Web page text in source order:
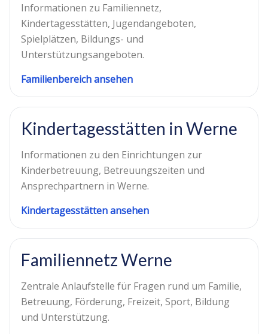
Informationen zu Familiennetz,
Kindertagesstätten, Jugendangeboten,
Spielplätzen, Bildungs- und
Unterstützungsangeboten.
Familienbereich ansehen
Kindertagesstätten in Werne
Informationen zu den Einrichtungen zur
Kinderbetreuung, Betreuungszeiten und
Ansprechpartnern in Werne.
Kindertagesstätten ansehen
Familiennetz Werne
Zentrale Anlaufstelle für Fragen rund um Familie,
Betreuung, Förderung, Freizeit, Sport, Bildung
und Unterstützung.